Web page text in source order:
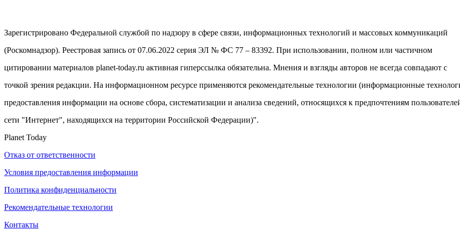
Зарегистрировано Федеральной службой по надзору в сфере связи, информационных технологий и массовых коммуникаций
(Роскомнадзор). Реестровая запись от 07.06.2022 серия ЭЛ № ФС 77 – 83392. При использовании, полном или частичном
цитировании материалов planet-today.ru активная гиперссылка обязательна. Мнения и взгляды авторов не всегда совпадают с
точкой зрения редакции. На информационном ресурсе применяются рекомендательные технологии (информационные
предоставления информации на основе сбора, систематизации и анализа сведений, относящихся к предпочтениям
сети "Интернет", находящихся на территории Российской Федерации)".
Planet Today
Отказ от ответственности
Условия предоставления информации
Политика конфиденциальности
Рекомендательные технологии
Контакты